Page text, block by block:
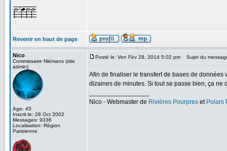
Revenir en haut de page
Nico
Commissaire Niémans (site
admin)
Age: 45
Inscrit le: 28 Oct 2002
Messages: 9336
Localisation: Région
Parisienne
Posté le: Ven Fév 28, 2014 5:02 pm Sujet du
Afin de finaliser le transfert de bases de
dizaines de minutes. Si tout se passe bien, ça ne
Nico - Webmaster de Rivières Pourpres et Polars